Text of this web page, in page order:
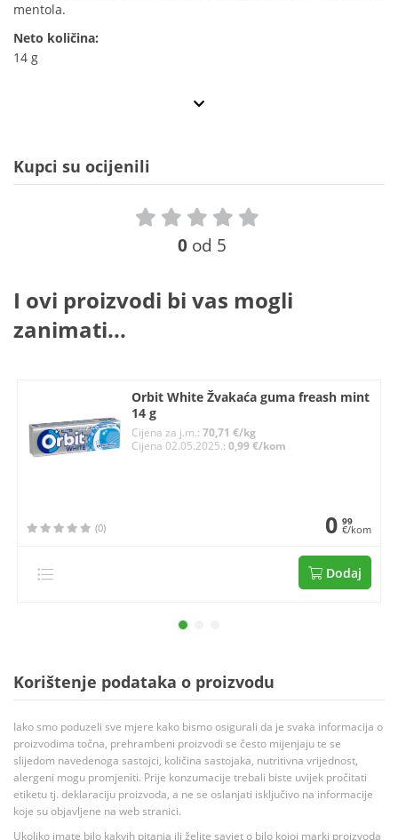
mentola.
Neto količina:
14 g
Kupci su ocijenili
0 od 5
I ovi proizvodi bi vas mogli
zanimati...
Orbit White Žvakaća guma freash mint
14 g
Cijena za j.m.:70,71 €/kg
Cijena 02.05.2025.:0,99 €/kom
(0) 0 99
€/kom
Dodaj
Korištenje podataka o proizvodu
Iako smo poduzeli sve mjere kako bismo osigurali da je svaka informacija o
proizvodima točna, prehrambeni proizvodi se često mijenjaju te se
slijedom navedenoga sastojci, količina sastojaka, nutritivna vrijednost,
alergeni mogu promjeniti. Prije konzumacije trebali biste uvijek pročitati
etiketu tj. deklaraciju proizvoda, a ne se oslanjati isključivo na informacije
koje su objavljene na web stranici.
Ukoliko imate bilo kakvih pitanja ili želite savjet o bilo kojoj marki proizvoda